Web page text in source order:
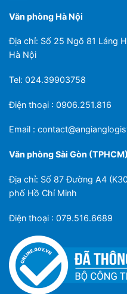
Văn phòng Hà Nội
Địa chỉ: Số 25 Ngõ 81 Láng
Hà Nội
Tel: 024.39903758
Điện thoại : 0906.251.816
Email :
Văn phòng Sài Gòn (TPHCM)
Địa chỉ: Số 87 Đường A4
phố Hồ Chí Minh
Điện thoại : 079.516.6689